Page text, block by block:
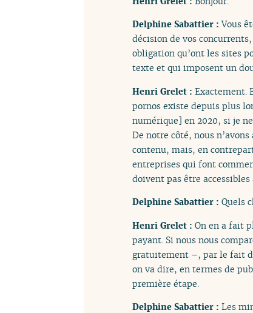
Delphine Sabattier :Vous
décision de vos
obligation qu’ont les sites
texte et qui imposent un
Henri Grelet : Exactement.
pornos existe depuis plus
numérique] en 2020, si je
De notre côté, nous
contenu, mais, en
entreprises qui font
doivent pas être
Delphine Sabattier : Quels
Henri Grelet : On en a fait
payant. Si nous nous
gratuitement –, par le fait
on va dire, en termes de
première étape.
Delphine Sabattier : Les